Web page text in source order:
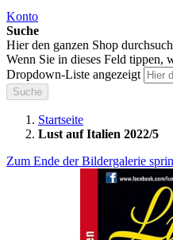
Konto
Suche
Hier den ganzen Shop
Wenn Sie in dieses Feld tippen,
Dropdown-Liste angezeigt
Suche
Startseite
Lust auf Italien 2022/5
Zum Ende der Bildergalerie